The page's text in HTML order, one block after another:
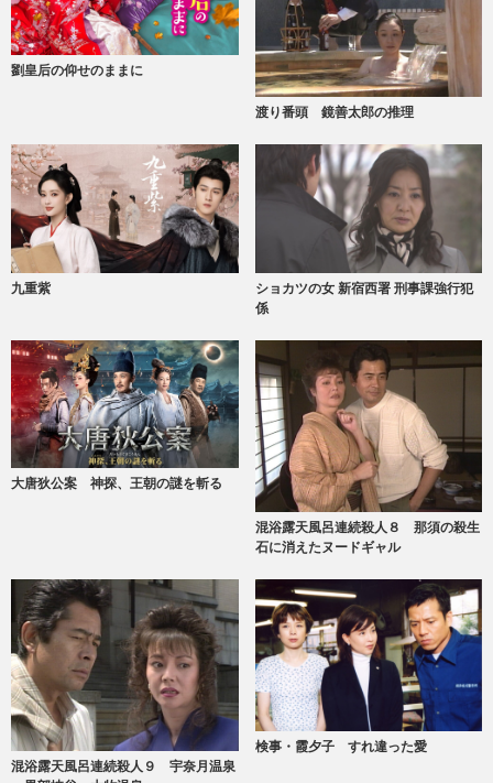
劉皇后の仰せのままに
渡り番頭 鏡善太郎の推理
九重紫
ショカツの女 新宿西署 刑事課強行犯
係
大唐狄公案 神探、王朝の謎を斬る
混浴露天風呂連続殺人８ 那須の殺生
石に消えたヌードギャル
混浴露天風呂連続殺人９ 宇奈月温泉
検事・霞夕子 すれ違った愛